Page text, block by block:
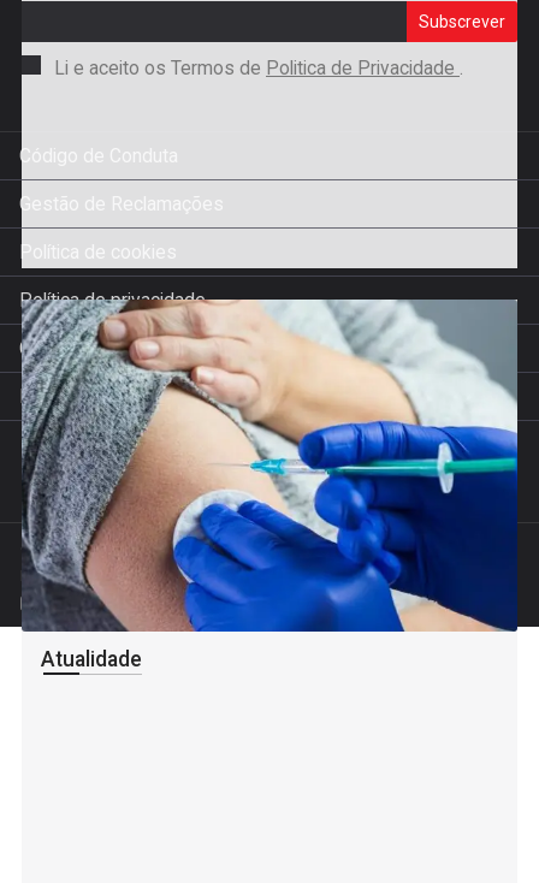
Atualidade
Subscrever
Li e aceito os Termos de Politica de Privacidade .
Código de Conduta
Gestão de Reclamações
Política de cookies
Política de privacidade
Condições de venda
Livro de Reclamações
© Trevim 2022. Todos os direitos reservados
Projeto financiado pelos incentivos do Estado à Comunicação Social